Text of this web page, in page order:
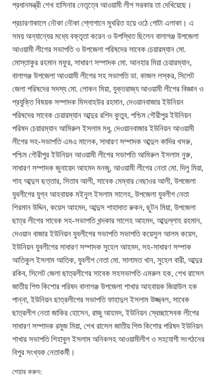
প্রধানমন্ত্রী শেখ হাসিনার নেতৃত্বে আওয়ামী লীগ সরকার তা দেখিয়েছে।
প্রচারণাকালে নৌকা নৌকা শ্লোগানে মুখরিত হয়ে ওঠে গোটা এলাকা। এ
সময় অন্যান্যের মধ্যে বক্তৃতা করেন ও উপস্থিত ছিলেন বালাগঞ্জ উপজেলা
আওয়ামী লীগের সভাপতি ও উপজেলা পরিষদের সাবেক চেয়ারম্যান মো.
মোস্তাকুর রহমান মফুর, সাধারণ সম্পাদক মো. আনহার মিয়া চেয়ারম্যান,
বালাগঞ্জ উপজেলা আওয়ামী লীগের সহ সভাপতি ডা. কাজল লস্কর, সিলেট
জেলা পরিষদের সদস্য মো. লোকন মিয়া, যুক্তরাজ্য আওয়ামী লীগের বিজ্ঞান ও
প্রযুক্তি বিষয়ক সম্পাদক মিসবাহউর রহমান, দেওয়ানবাজার ইউনিয়ন
পরিষদের সাবেক চেয়ারম্যান আব্দুর রশিদ কুতুব, পশ্চিম গৌরীপুর ইউনিয়ন
পরিষদ চেয়ারম্যান আমিরুল ইসলাম মধু, দেওয়ানবাজার ইউনিয়ন আওয়ামী
লীগের সহ-সভাপতি এমএ মালেক, সাধারণ সম্পাদক আব্দুল কাদির খসরু,
পশ্চিম গৌরীপুর ইউনিয়ন আওয়ামী লীগের সভাপতি আমিরুল ইসলাম নুরু,
সাধারণ সম্পাদক জুনায়েদ আহমদ মনজু, আওয়ামী লীগের নেতা মো. দিলু মিয়া,
শাহ আব্দুস ছত্তার, সিতাব আলী, সাবেক মেম্বার নেছাওর আলী, উপজেলা
যুবলীগের যুগ্ন আহবায়ক মইনুল ইসলাম সালেহ, উপজেলা যুবলীগ নেতা
শিরমান উদ্দিন, কয়েস আহমদ, আব্দুস শাহাদাত রুকন, ছুটন মিয়া, উপজেলা
ছাত্র লীগের সাবেক সহ-সভাপতি খন্দকার সালেহ আহমদ, আব্দুল্লাহ রহমান,
দেওয়ান বাজার ইউনিয়ন যুবলীগের সভাপতি সভাপতি কয়েসুল আলম কয়েস,
ইউনিয়ন যুবলীগের সাধারণ সম্পাদক সুহেল আহমদ, সহ-সাধারণ সম্পাক
আতিকুল ইসলাম আতিক, যুবলীগ নেতা মো. সালামত খান, সুহেল বারী, আব্দুর
রকিব, সিলেট জেলা ছাত্রলীগের সাবেক সহসভাপতি এমরুল হক, শেখ রাসেল
জাতীয় শিশু কিশোর পরিষদ বালাগঞ্জ উপজেলা শাখার আহবায়ক জিয়াউল হক
পান্না, ইউনিয়ন ছাত্রলীগের সভাপতি ফাহাদুল ইসলাম উজ্জ্বল, সাবেক
ছাত্রলীগ নেতা জাকির হোসেন, রাজু আহমদ, ইউনিয়ন স্বেচ্ছাসেবক লীগের
সাধারণ সম্পাদক রমুজ মিয়া, শেখ রাসেল জাতীয় শিশু কিশোর পরিষদ ইউনিয়ন
শাখার সভাপতি শিহাবুল ইসলাম অনিকসহ আওয়ামীলীগ ও সহযোগী সংগঠনের
বিপুর সংখ্যক নেতাকর্মী।
শেয়ার করুন: